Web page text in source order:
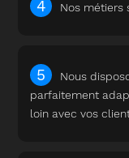
Nos métiers
Nous
parfaitement
loin avec vos